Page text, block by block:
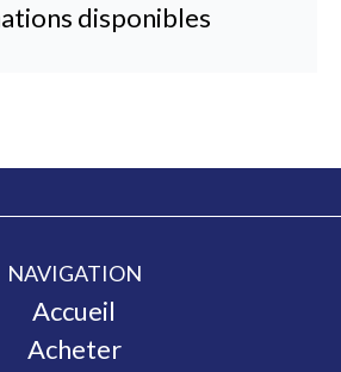
disponibles
NAVIGATION
Accueil
Acheter